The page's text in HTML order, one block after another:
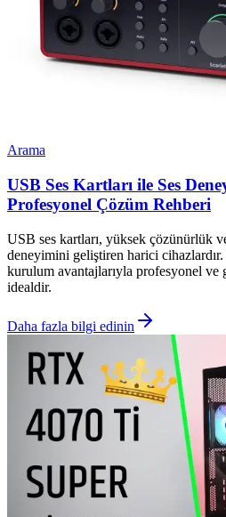
Arama
USB Ses Kartları ile Ses
Profesyonel Çözüm Rehberi
USB ses kartları, yüksek çözünürlük
deneyimini geliştiren harici
kurulum avantajlarıyla profesyonel ve
idealdir.
Daha fazla bilgi edinin